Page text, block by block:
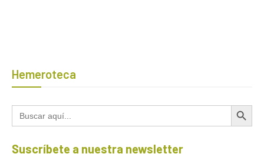
Hemeroteca
Buscar: Botón de
Suscríbete a nuestra newsletter